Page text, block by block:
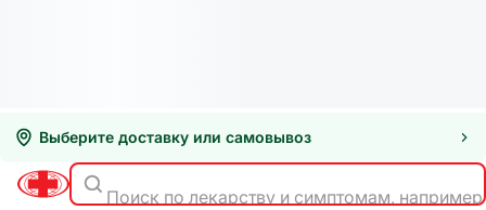
Выберите доставку или самовывоз
Поиск по лекарству и симптомам,